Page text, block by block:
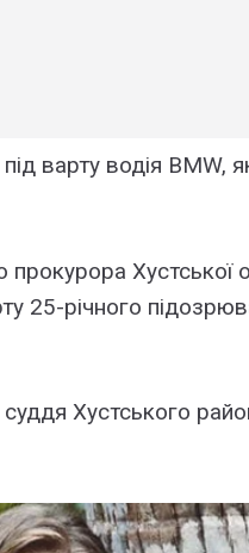
варту водія BMW,
Хустської
25-річного
суддя Хустського